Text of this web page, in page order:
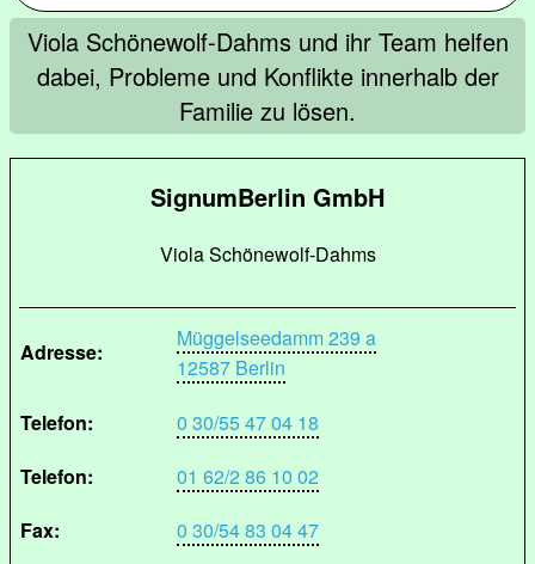
Viola Schönewolf-Dahms und ihr Team helfen
dabei, Probleme und Konflikte innerhalb der
Familie zu lösen.
SignumBerlin GmbH
Viola Schönewolf-Dahms
Adresse:
Müggelseedamm 239 a
12587 Berlin
Telefon:
0 30/55 47 04 18
Telefon:
01 62/2 86 10 02
Fax:
0 30/54 83 04 47